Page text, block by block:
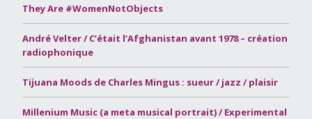
They Are #WomenNotObjects
André Velter / C’était l’Afghanistan avant 1978 – création
radiophonique
Tijuana Moods de Charles Mingus : sueur / jazz / plaisir
Millenium Music (a meta musical portrait) / Experimental